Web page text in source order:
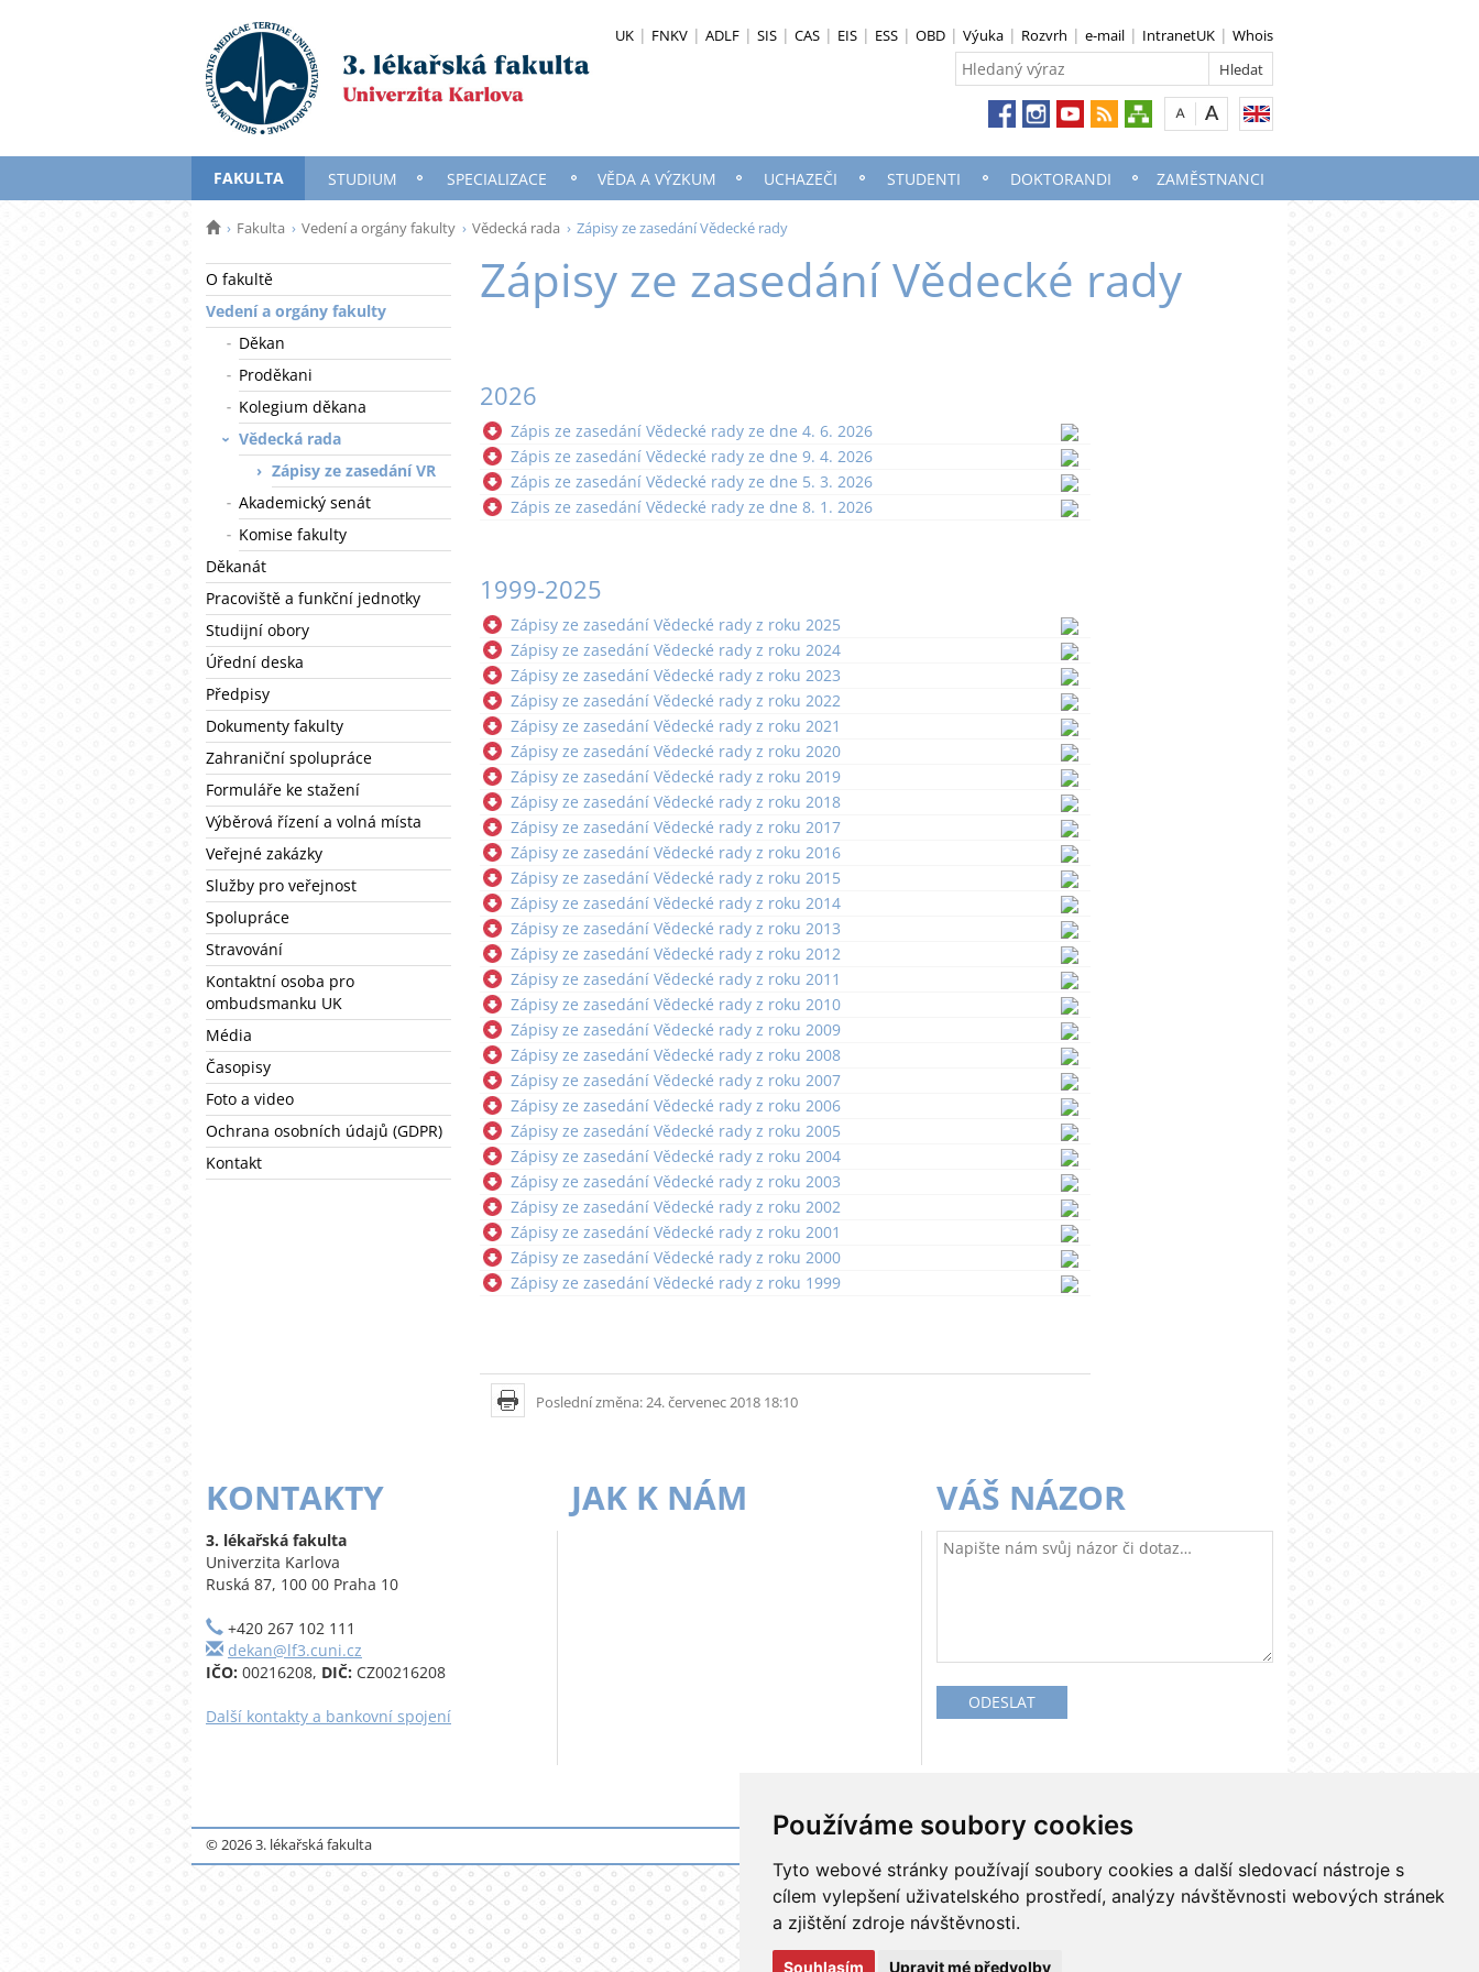
Používáme soubory cookies
Tyto webové stránky používají soubory cookies a další sledovací nástroje s
cílem vylepšení uživatelského prostředí, analýzy návštěvnosti webových stránek
a zjištění zdroje návštěvnosti.
Souhlasím Upravit mé předvolby
UK FNKV ADLF SIS CAS EIS ESS OBD Výuka Rozvrh e-mail IntranetUK Whois
FAKULTA STUDIUM SPECIALIZACE VĚDA A VÝZKUM UCHAZEČI STUDENTI DOKTORANDI ZAMĚSTNANCI
Fakulta Vedení a orgány fakulty Vědecká rada Zápisy ze zasedání Vědecké rady
O fakultě
Vedení a orgány fakulty
Děkan
Proděkani
Kolegium děkana
Vědecká rada
Zápisy ze zasedání VR
Akademický senát
Komise fakulty
Děkanát
Pracoviště a funkční jednotky
Studijní obory
Úřední deska
Předpisy
Dokumenty fakulty
Zahraniční spolupráce
Formuláře ke stažení
Výběrová řízení a volná místa
Veřejné zakázky
Služby pro veřejnost
Spolupráce
Stravování
Kontaktní osoba pro
ombudsmanku UK
Média
Časopisy
Foto a video
Ochrana osobních údajů (GDPR)
Kontakt
Zápisy ze zasedání Vědecké rady
2026
Zápis ze zasedání Vědecké rady ze dne 4. 6. 2026
Zápis ze zasedání Vědecké rady ze dne 9. 4. 2026
Zápis ze zasedání Vědecké rady ze dne 5. 3. 2026
Zápis ze zasedání Vědecké rady ze dne 8. 1. 2026
1999-2025
Zápisy ze zasedání Vědecké rady z roku 2025
Zápisy ze zasedání Vědecké rady z roku 2024
Zápisy ze zasedání Vědecké rady z roku 2023
Zápisy ze zasedání Vědecké rady z roku 2022
Zápisy ze zasedání Vědecké rady z roku 2021
Zápisy ze zasedání Vědecké rady z roku 2020
Zápisy ze zasedání Vědecké rady z roku 2019
Zápisy ze zasedání Vědecké rady z roku 2018
Zápisy ze zasedání Vědecké rady z roku 2017
Zápisy ze zasedání Vědecké rady z roku 2016
Zápisy ze zasedání Vědecké rady z roku 2015
Zápisy ze zasedání Vědecké rady z roku 2014
Zápisy ze zasedání Vědecké rady z roku 2013
Zápisy ze zasedání Vědecké rady z roku 2012
Zápisy ze zasedání Vědecké rady z roku 2011
Zápisy ze zasedání Vědecké rady z roku 2010
Zápisy ze zasedání Vědecké rady z roku 2009
Zápisy ze zasedání Vědecké rady z roku 2008
Zápisy ze zasedání Vědecké rady z roku 2007
Zápisy ze zasedání Vědecké rady z roku 2006
Zápisy ze zasedání Vědecké rady z roku 2005
Zápisy ze zasedání Vědecké rady z roku 2004
Zápisy ze zasedání Vědecké rady z roku 2003
Zápisy ze zasedání Vědecké rady z roku 2002
Zápisy ze zasedání Vědecké rady z roku 2001
Zápisy ze zasedání Vědecké rady z roku 2000
Zápisy ze zasedání Vědecké rady z roku 1999
Poslední změna: 24. červenec 2018 18:10
KONTAKTY
3. lékařská fakulta
Univerzita Karlova
Ruská 87, 100 00 Praha 10
+420 267 102 111
dekan@lf3.cuni.cz
IČO: 00216208, DIČ: CZ00216208
Další kontakty a bankovní spojení
JAK K NÁM VÁŠ NÁZOR
© 2026 3. lékařská fakulta